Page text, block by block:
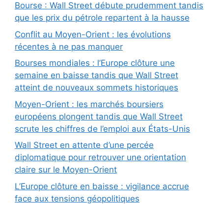
Bourse : Wall Street débute prudemment tandis
que les prix du pétrole repartent à la hausse
Conflit au Moyen-Orient : les évolutions
récentes à ne pas manquer
Bourses mondiales : l’Europe clôture une
semaine en baisse tandis que Wall Street
atteint de nouveaux sommets historiques
Moyen-Orient : les marchés boursiers
européens plongent tandis que Wall Street
scrute les chiffres de l’emploi aux États-Unis
Wall Street en attente d’une percée
diplomatique pour retrouver une orientation
claire sur le Moyen-Orient
L’Europe clôture en baisse : vigilance accrue
face aux tensions géopolitiques